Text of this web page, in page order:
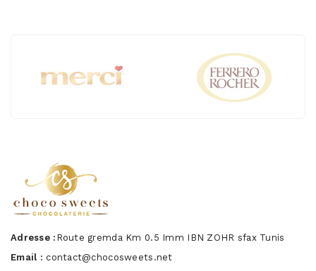
Adresse : Route gremda Km 0.5 Imm IBN ZOHR sfax Tunis
Email : contact@chocosweets.net